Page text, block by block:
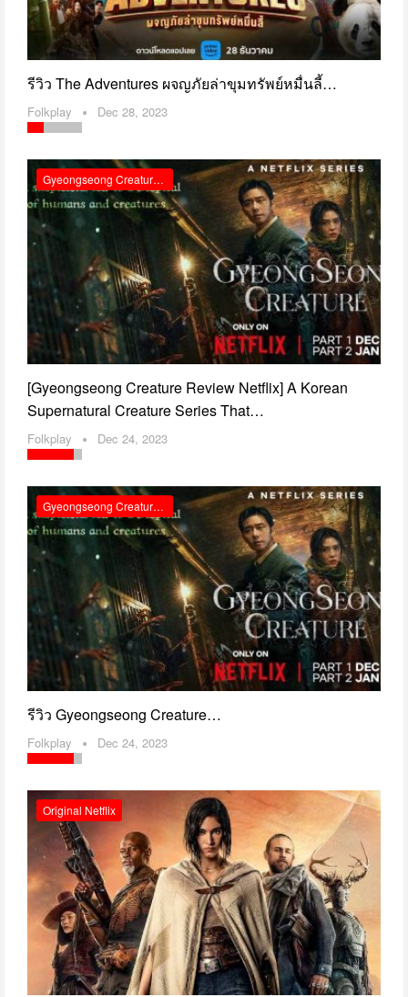
รีวิว The Adventures ผจญภัยล่าขุมทรัพย์หมื่นลี้…
Folkplay Dec 28, 2023
Gyeongseong Creature Review Netflix
[Gyeongseong Creature Review Netflix] A Korean
Supernatural Creature Series That…
Folkplay Dec 24, 2023
Gyeongseong Creature สัตว์สยองกยองซอง รีวิว Netflix
รีวิว Gyeongseong Creature…
Folkplay Dec 24, 2023
Original Netflix